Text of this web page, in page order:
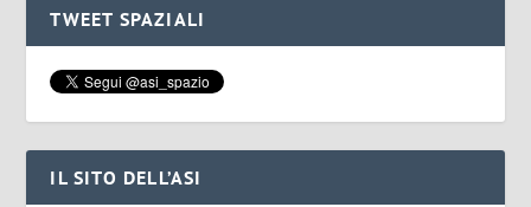
TWEET SPAZIALI
IL SITO DELL’ASI